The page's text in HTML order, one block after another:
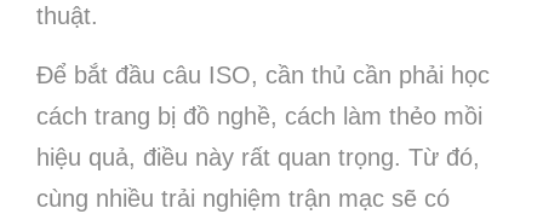
thuật.
Để bắt đầu câu ISO, cần thủ cần phải học
cách trang bị đồ nghề, cách làm thẻo mồi
hiệu quả, điều này rất quan trọng. Từ đó,
cùng nhiều trải nghiệm trận mạc sẽ có